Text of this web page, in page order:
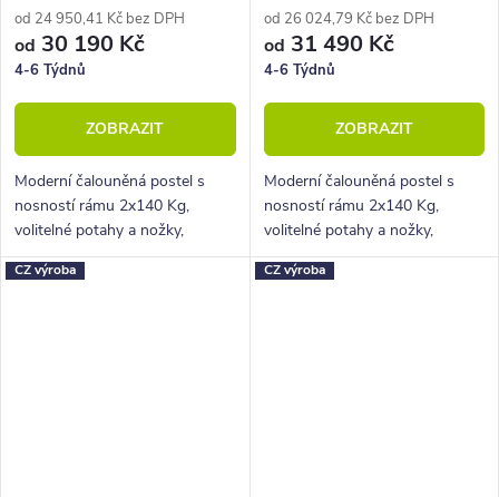
od 24 950,41 Kč bez DPH
od 30 190 Kč
4-6 Týdnů
ZOBRAZIT
Moderní čalouněná postel s
nosností rámu 2x140 Kg,
volitelné potahy a nožky,
hluboký úložný prostor.
od 26 024,79 Kč bez DPH
od 31 490 Kč
4-6 Týdnů
ZOBRAZIT
Moderní čalouněná postel s
nosností rámu 2x140 Kg,
volitelné potahy a nožky,
hluboký úložný prostor.
CZ výroba CZ výroba